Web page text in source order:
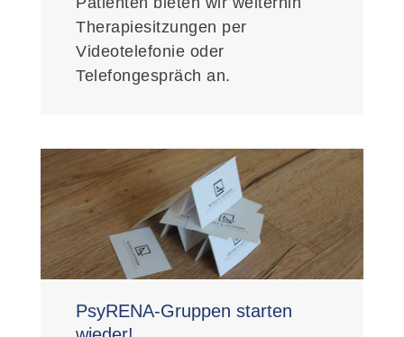
Therapiesitzungen per
Videotelefonie oder
Telefongespräch an.
PsyRENA-Gruppen starten